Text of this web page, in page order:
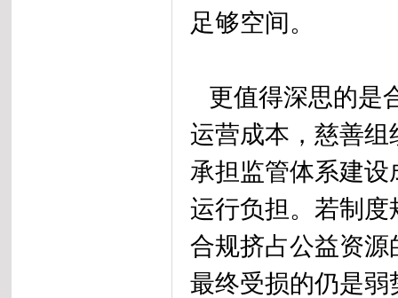
足够空间。
更值得深思的是
运营成本，慈善
承担监管体系建
运行负担。若制
合规挤占公益资
最终受损的仍是